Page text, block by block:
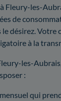
Fleury-les-
de
désirez. Votre
à la
les-
:
qui